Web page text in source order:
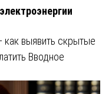
как выявить скрытые
Вводное